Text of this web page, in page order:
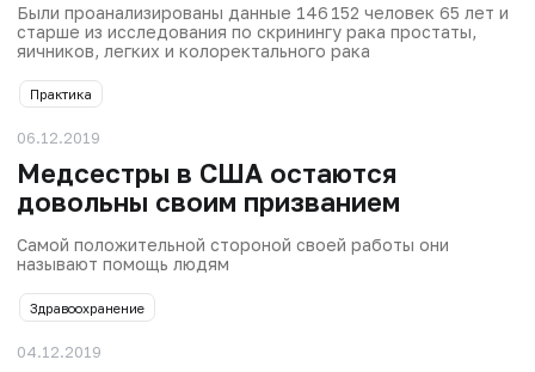
Были проанализированы данные 146 152 человек 65 лет и
старше из исследования по скринингу рака простаты,
яичников, легких и колоректального рака
Практика
06.12.2019
Медсестры в США остаются
довольны своим призванием
Самой положительной стороной своей работы они
называют помощь людям
Здравоохранение
04.12.2019